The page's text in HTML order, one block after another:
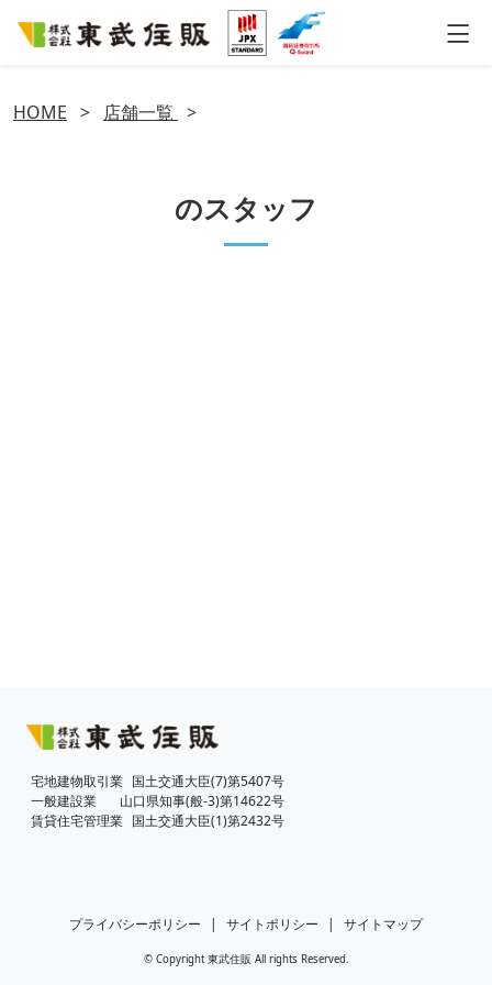
HOME > 店舗一覧 >
のスタッフ
宅地建物取引業 国土交通大臣(7)第5407号
一般建設業
山口県知事(般-3)第14622号
賃貸住宅管理業 国土交通大臣(1)第2432号
プライバシーポリシー | サイトポリシー | サイトマップ
© Copyright 東武住販 All rights Reserved.